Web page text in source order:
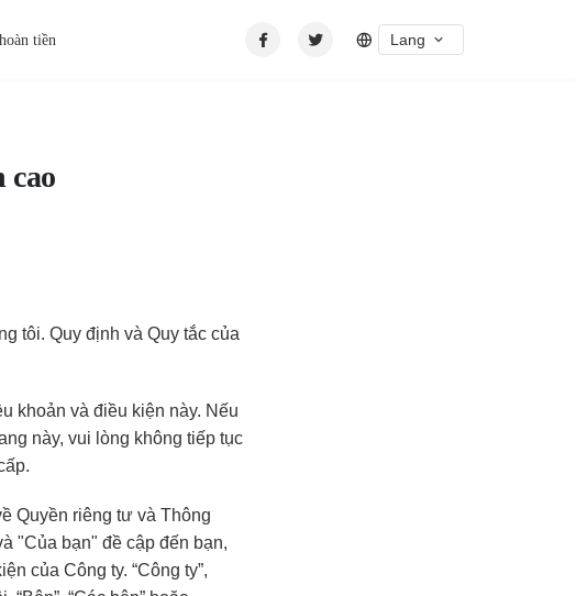
tiền Lang
cao
tôi. Quy định và Quy tắc của
khoản và điều kiện này. Nếu
này, vui lòng không tiếp tục
Quyền riêng tư và Thông
"Của bạn" đề cập đến bạn,
của Công ty. “Công ty”,